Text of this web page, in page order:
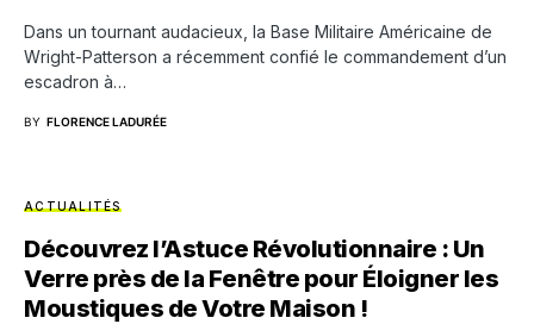
Dans un tournant audacieux, la Base Militaire Américaine de
Wright-Patterson a récemment confié le commandement d’un
escadron à…
BY FLORENCE LADURÉE
ACTUALITÉS
Découvrez l’Astuce Révolutionnaire : Un
Verre près de la Fenêtre pour Éloigner les
Moustiques de Votre Maison !